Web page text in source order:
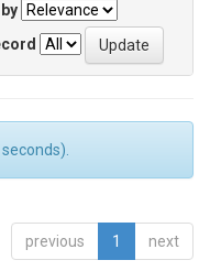
previous 1 next